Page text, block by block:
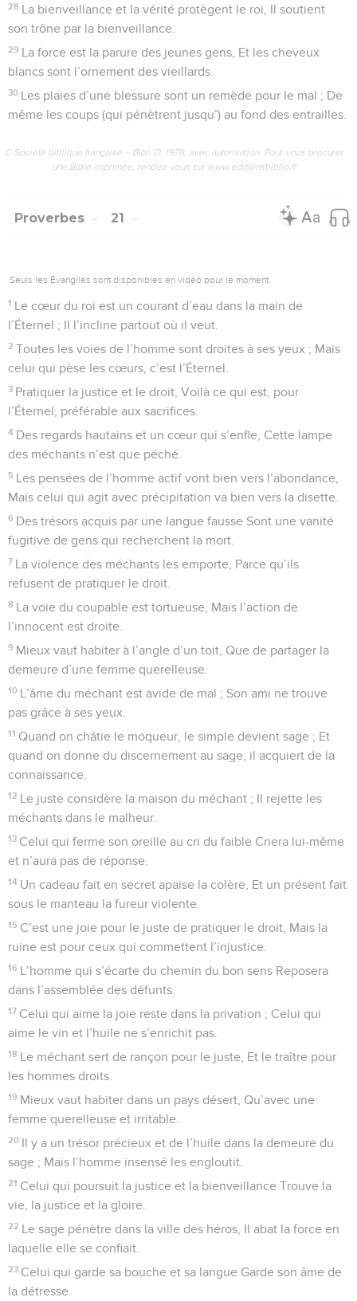
28 La bienveillance et la vérité protègent le roi, Il soutient
son trône par la bienveillance.
29 La force est la parure des jeunes gens, Et les cheveux
blancs sont l’ornement des vieillards.
30 Les plaies d’une blessure sont un remède pour le mal ; De
même les coups (qui pénètrent jusqu’) au fond des entrailles.
© Société biblique française – Bibli’O, 1978, avec autorisation. Pour vous procurer
une Bible imprimée, rendez-vous sur www.editionsbiblio.fr
Proverbes 21
Seuls les Évangiles sont disponibles en vidéo pour le moment.
1 Le cœur du roi est un courant d’eau dans la main de
l’Éternel ; Il l’incline partout où il veut.
2 Toutes les voies de l’homme sont droites à ses yeux ; Mais
celui qui pèse les cœurs, c’est l’Éternel.
3 Pratiquer la justice et le droit, Voilà ce qui est, pour
l’Éternel, préférable aux sacrifices.
4 Des regards hautains et un cœur qui s’enfle, Cette lampe
des méchants n’est que péché.
5 Les pensées de l’homme actif vont bien vers l’abondance,
Mais celui qui agit avec précipitation va bien vers la disette.
6 Des trésors acquis par une langue fausse Sont une vanité
fugitive de gens qui recherchent la mort.
7 La violence des méchants les emporte, Parce qu’ils
refusent de pratiquer le droit.
8 La voie du coupable est tortueuse, Mais l’action de
l’innocent est droite.
9 Mieux vaut habiter à l’angle d’un toit, Que de partager la
demeure d’une femme querelleuse.
10 L’âme du méchant est avide de mal ; Son ami ne trouve
pas grâce à ses yeux.
11 Quand on châtie le moqueur, le simple devient sage ; Et
quand on donne du discernement au sage, il acquiert de la
connaissance.
12 Le juste considère la maison du méchant ; Il rejette les
méchants dans le malheur.
13 Celui qui ferme son oreille au cri du faible Criera lui-même
et n’aura pas de réponse.
14 Un cadeau fait en secret apaise la colère, Et un présent fait
sous le manteau la fureur violente.
15 C’est une joie pour le juste de pratiquer le droit, Mais la
ruine est pour ceux qui commettent l’injustice.
16 L’homme qui s’écarte du chemin du bon sens Reposera
dans l’assemblée des défunts.
17 Celui qui aime la joie reste dans la privation ; Celui qui
aime le vin et l’huile ne s’enrichit pas.
18 Le méchant sert de rançon pour le juste, Et le traître pour
les hommes droits.
19 Mieux vaut habiter dans un pays désert, Qu’avec une
femme querelleuse et irritable.
20 Il y a un trésor précieux et de l’huile dans la demeure du
sage ; Mais l’homme insensé les engloutit.
21 Celui qui poursuit la justice et la bienveillance Trouve la
vie, la justice et la gloire.
22 Le sage pénètre dans la ville des héros, Il abat la force en
laquelle elle se confiait.
23 Celui qui garde sa bouche et sa langue Garde son âme de
la détresse.